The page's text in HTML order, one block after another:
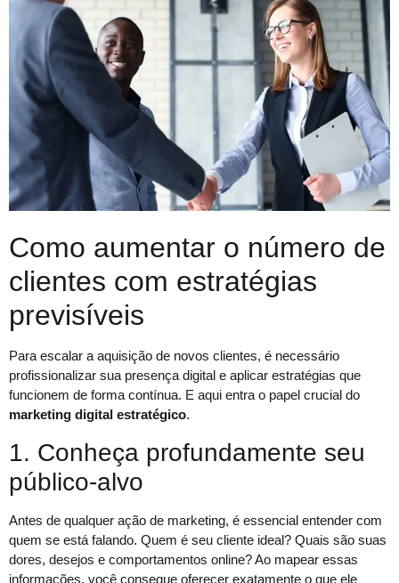
Como aumentar o número de
clientes com estratégias
previsíveis
Para escalar a aquisição de novos clientes, é necessário
profissionalizar sua presença digital e aplicar estratégias que
funcionem de forma contínua. E aqui entra o papel crucial do
marketing digital estratégico.
1. Conheça profundamente seu
público-alvo
Antes de qualquer ação de marketing, é essencial entender com
quem se está falando. Quem é seu cliente ideal? Quais são suas
dores, desejos e comportamentos online? Ao mapear essas
informações, você consegue oferecer exatamente o que ele